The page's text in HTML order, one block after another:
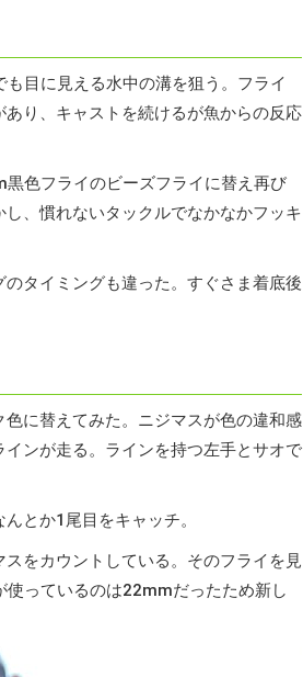
目に見える水中の溝を狙う。フライ
り、キャストを続けるが魚からの反応
色フライのビーズフライに替え再び
、慣れないタックルでなかなかフッキ
タイミングも違った。すぐさま着底後
に替えてみた。ニジマスが色の違和感
ンが走る。ラインを持つ左手とサオで
とか1尾目をキャッチ。
をカウントしている。そのフライを見
っているのは22mmだったため新し